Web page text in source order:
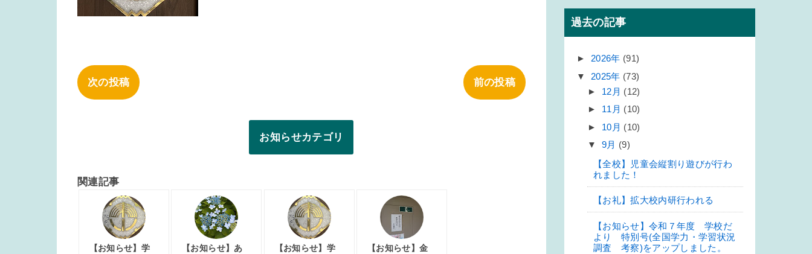
次の投稿 前の投稿
お知らせカテゴリ
関連記事
【お知らせ】学
【お知らせ】あ
【お知らせ】学
【お知らせ】金
過去の記事
► 2026年 (91)
▼ 2025年 (73)
► 12月 (12)
► 11月 (10)
► 10月 (10)
▼ 9月 (9)
【全校】児童会縦割り遊びが行わ
れました！
【お礼】拡大校内研行われる
【お知らせ】令和７年度 学校だ
より 特別号(全国学力・学習状況
調査 考察)をアップしました。